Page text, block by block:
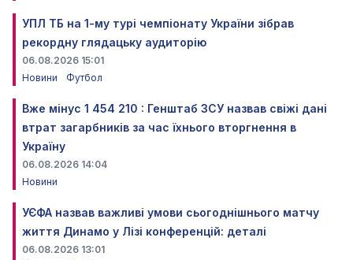
УПЛ ТБ на 1-му турі чемпіонату України зібрав
рекордну глядацьку аудиторію
06.08.2026 15:01
Новини
Футбол
Вже мінус 1 454 210 : Генштаб ЗСУ назвав свіжі дані
втрат загарбників за час їхнього вторгнення в
Україну
06.08.2026 14:04
Новини
УЄФА назвав важливі умови сьогоднішнього матчу
життя Динамо у Лізі конференцій: деталі
06.08.2026 13:01